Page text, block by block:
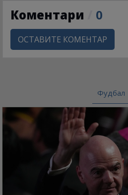
Коментари 0
ОСТАВИТЕ КОМЕНТАР
Фудбал